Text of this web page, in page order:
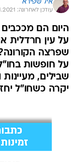
איל שפירא
עודכן לאחרונה: 11.11.2021 / 22:28
היום הם
על עין חרדלית
שפרצה
על חופשות
שבילים,
יקרה כשחו"ל